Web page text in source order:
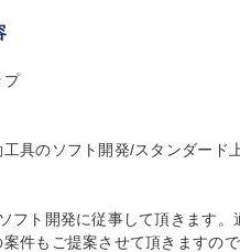
プ
工具のソフト開発/スタンダード
フト開発に従事して頂きます。
案件もご提案させて頂きますの